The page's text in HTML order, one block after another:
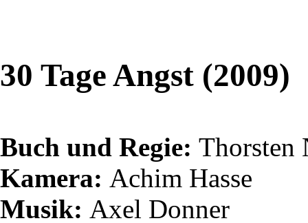
30 Tage Angst (2009)
Buch und Regie: Thorsten
Kamera: Achim Hasse
Musik: Axel Donner